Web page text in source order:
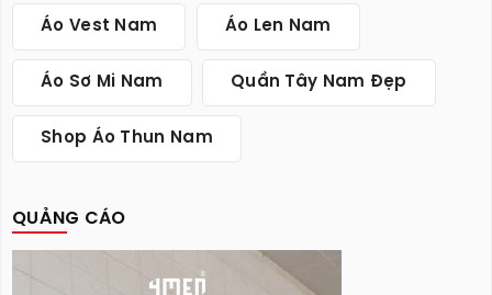
Áo Vest Nam Áo Len Nam
Áo Sơ Mi Nam Quần Tây Nam Đẹp
Shop Áo Thun Nam
QUẢNG CÁO